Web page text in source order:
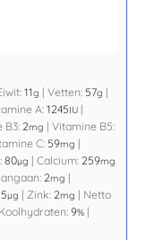
11g |Vetten: 57g |
A:1245IU |
B3: 2mg |Vitamine B5:
C: 59mg |
80µg |Calcium: 259mg
2mg |
5µg |Zink: 2mg | Netto
9% |